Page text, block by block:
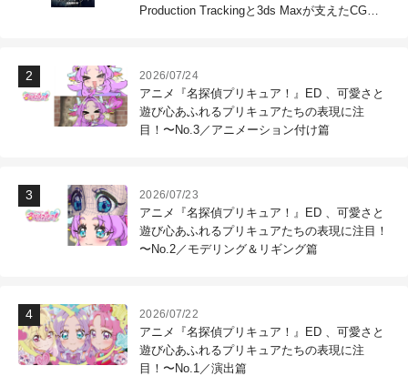
Production Trackingと3ds Maxが支えたCG制
2026/07/24
アニメ『名探偵プリキュア！』ED 、可愛さと
遊び心あふれるプリキュアたちの表現に注
目！〜No.3／アニメーション付け篇
2026/07/23
アニメ『名探偵プリキュア！』ED 、可愛さと
遊び心あふれるプリキュアたちの表現に注目！
〜No.2／モデリング＆リギング篇
2026/07/22
アニメ『名探偵プリキュア！』ED 、可愛さと
遊び心あふれるプリキュアたちの表現に注
目！〜No.1／演出篇